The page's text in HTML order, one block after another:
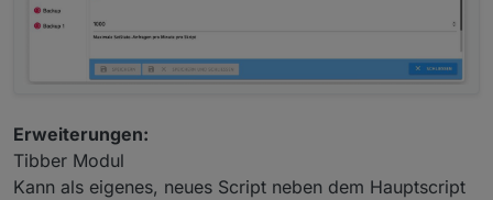
Erweiterungen:
Tibber Modul
Kann als eigenes, neues Script neben dem Hauptscript